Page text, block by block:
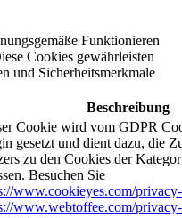
Funktionieren
Cookies gewährleisten
und Sicherheitsmerkmale
Beschreibung
Cookie wird vom GDPR
gesetzt und dient dazu, die
zu den Cookies der
Besuchen Sie
www.cookieyes.com/
www.webtoffee.com/